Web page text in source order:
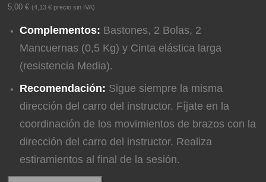
5,00€ (4,13€ precio sin IVA)
Complementos: Bastones, 2 Bolas, 2
Mancuernas (0,5 Kg) y Cinta elástica larga
(resistencia Media).
Recomendación: Sigue siempre la misma
dirección del carro del instructor. Fíjate en la
coordinación de los movimientos de brazos con la
dirección del carro del instructor. Realiza
estiramientos al final de la sesión.